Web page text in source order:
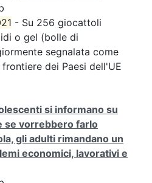
- Su 256 giocattoli
o gel (bolle di
segnalata come
dei Paesi dell'UE
si informano su
se vorrebbero farlo
gli adulti rimandano un
economici, lavorativi e